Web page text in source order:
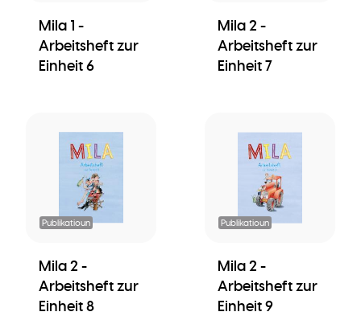
Mila 1 -
Arbeitsheft zur
Einheit 6
Mila 2 -
Arbeitsheft zur
Einheit 7
Publikatioun
Mila 2 -
Arbeitsheft zur
Einheit 8
Publikatioun
Mila 2 -
Arbeitsheft zur
Einheit 9